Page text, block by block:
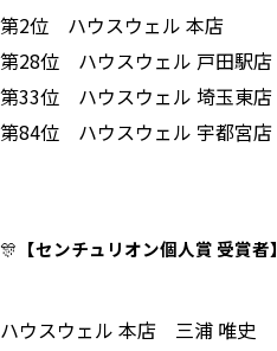
第2位 ハウスウェル 本店
第28位 ハウスウェル 戸田駅店
第33位 ハウスウェル 埼玉東店
第84位 ハウスウェル 宇都宮店
🎊 【センチュリオン個人賞 受賞者】
ハウスウェル 本店 三浦 唯史